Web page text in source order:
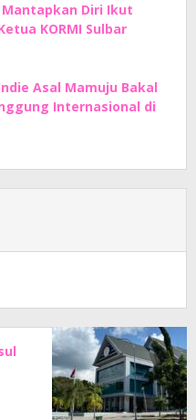
Mantapkan Diri Ikut
KORMI Sulbar
Asal Mamuju Bakal
Internasional di